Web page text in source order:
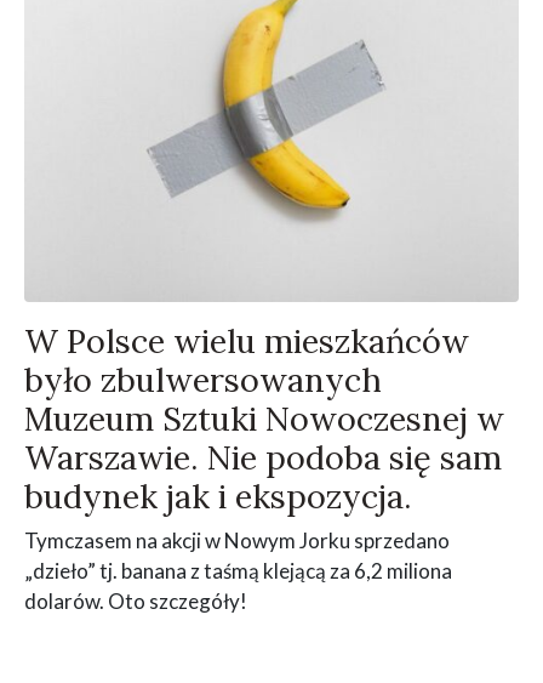
W Polsce wielu mieszkańców
było zbulwersowanych
Muzeum Sztuki Nowoczesnej w
Warszawie. Nie podoba się sam
budynek jak i ekspozycja.
Tymczasem na akcji w Nowym Jorku sprzedano
„dzieło” tj. banana z taśmą klejącą za 6,2 miliona
dolarów. Oto szczegóły!